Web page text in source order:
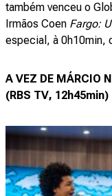
também venceu o
Irmãos Coen Fargo:
especial, à 0h10min,
A VEZ DE MÁRCIO
(RBS TV, 12h45min)